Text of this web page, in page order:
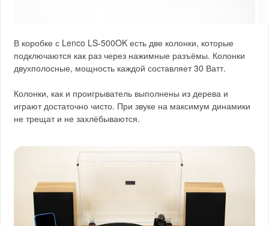
В коробке с Lenco LS-500OK есть две колонки, которые
подключаются как раз через нажимные разъёмы. Колонки
двухполосные, мощность каждой составляет 30 Ватт.
Колонки, как и проигрыватель выполнены из дерева и
играют достаточно чисто. При звуке на максимум динамики
не трещат и не захлёбываются.